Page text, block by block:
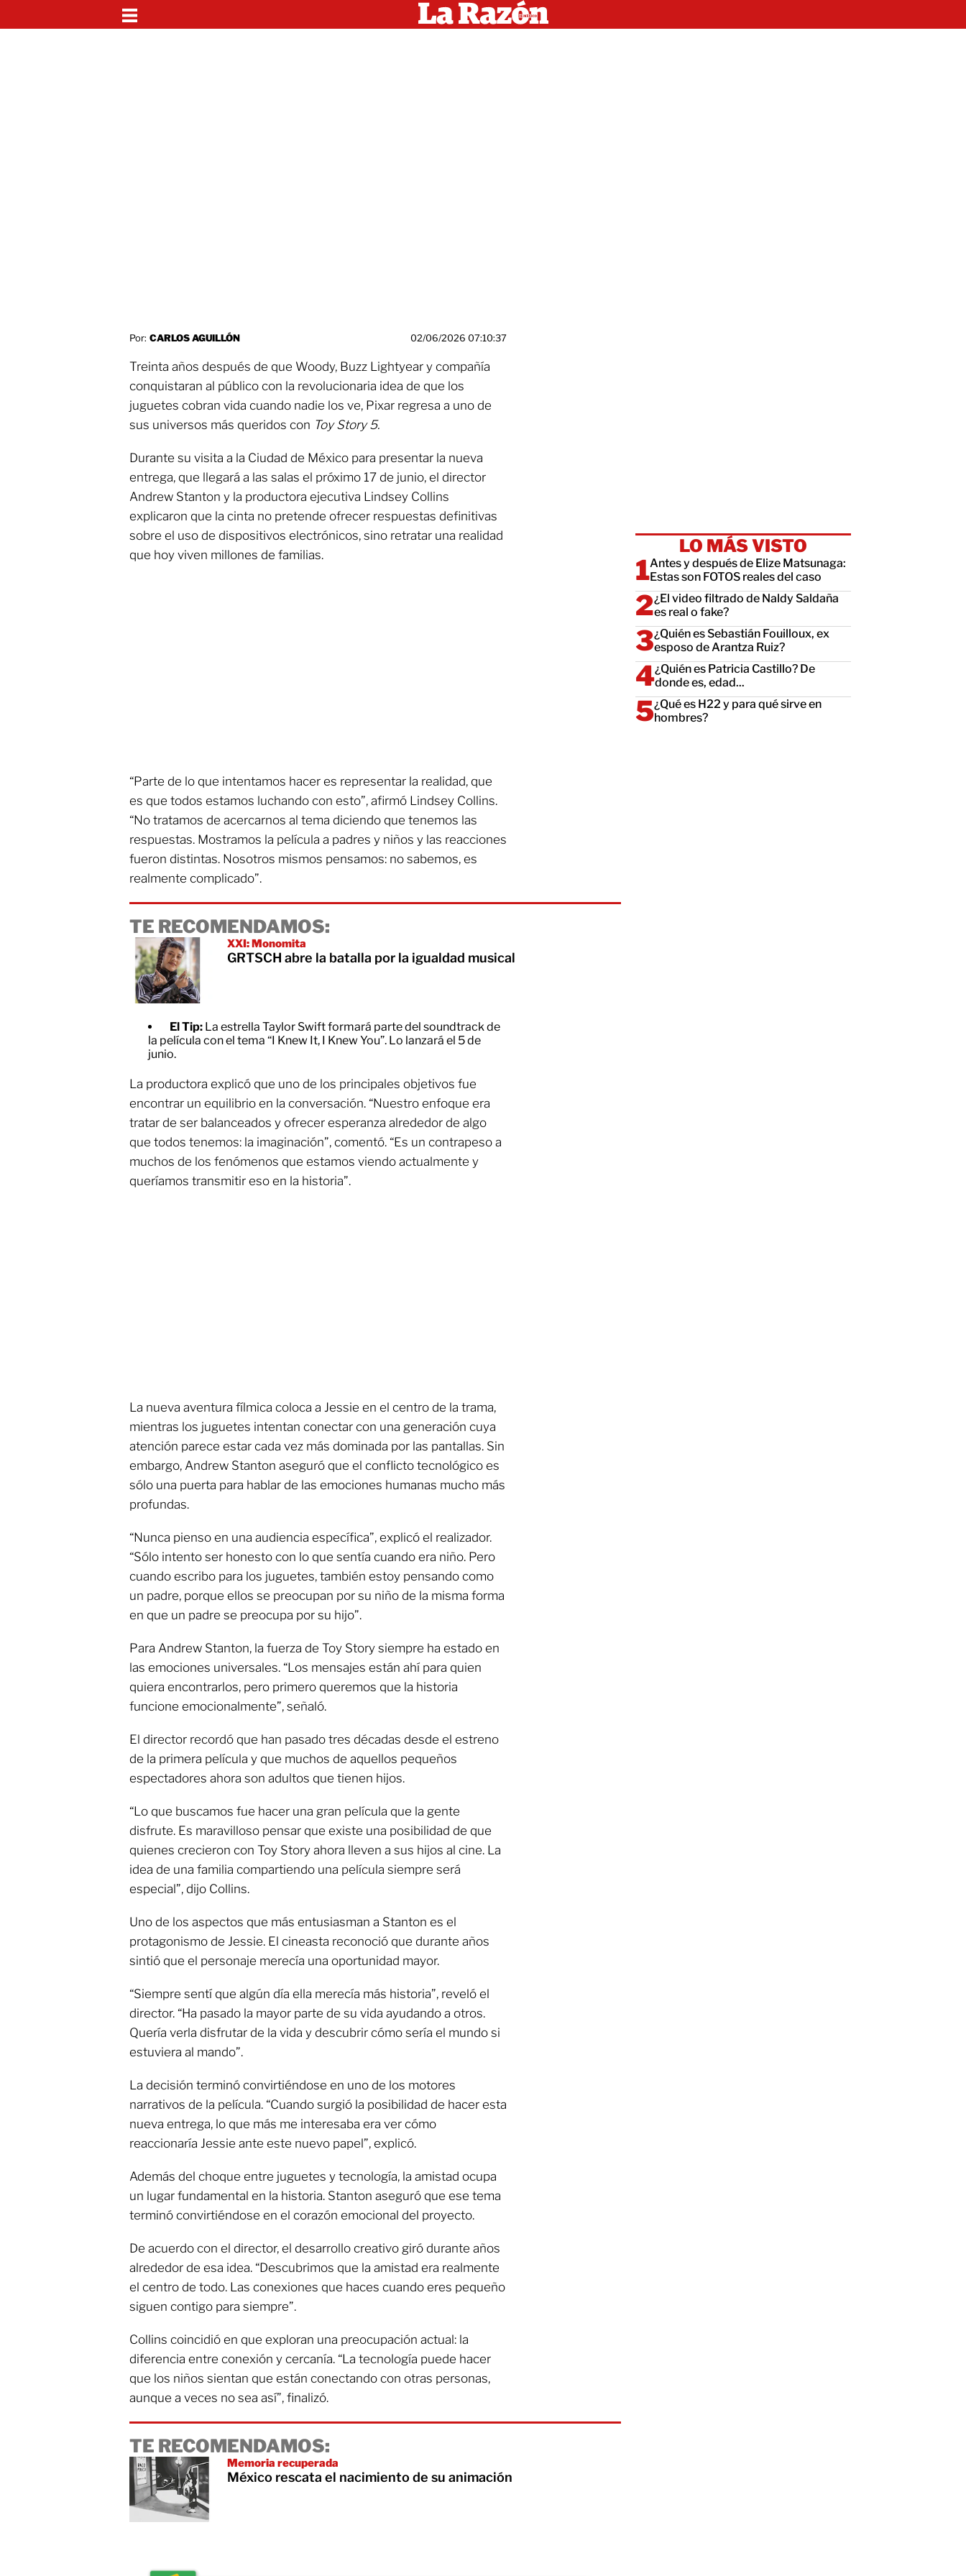
Por: CARLOS AGUILLÓN 02/06/2026 07:10:37
Treinta años después de que Woody, Buzz Lightyear y compañía
conquistaran al público con la revolucionaria idea de que los
juguetes cobran vida cuando nadie los ve, Pixar regresa a uno de
sus universos más queridos con Toy Story 5.
Durante su visita a la Ciudad de México para presentar la nueva
entrega, que llegará a las salas el próximo 17 de junio, el director
Andrew Stanton y la productora ejecutiva Lindsey Collins
explicaron que la cinta no pretende ofrecer respuestas definitivas
sobre el uso de dispositivos electrónicos, sino retratar una realidad
que hoy viven millones de familias.
“Parte de lo que intentamos hacer es representar la realidad, que
es que todos estamos luchando con esto”, afirmó Lindsey Collins.
“No tratamos de acercarnos al tema diciendo que tenemos las
respuestas. Mostramos la película a padres y niños y las reacciones
fueron distintas. Nosotros mismos pensamos: no sabemos, es
realmente complicado”.
TE RECOMENDAMOS:
XXI: Monomita
GRTSCH abre la batalla por la igualdad musical
El Tip: La estrella Taylor Swift formará parte del soundtrack de
la película con el tema “I Knew It, I Knew You”. Lo lanzará el 5 de
junio.
La productora explicó que uno de los principales objetivos fue
encontrar un equilibrio en la conversación. “Nuestro enfoque era
tratar de ser balanceados y ofrecer esperanza alrededor de algo
que todos tenemos: la imaginación”, comentó. “Es un contrapeso a
muchos de los fenómenos que estamos viendo actualmente y
queríamos transmitir eso en la historia”.
La nueva aventura fílmica coloca a Jessie en el centro de la trama,
mientras los juguetes intentan conectar con una generación cuya
atención parece estar cada vez más dominada por las pantallas. Sin
embargo, Andrew Stanton aseguró que el conflicto tecnológico es
sólo una puerta para hablar de las emociones humanas mucho más
profundas.
“Nunca pienso en una audiencia específica”, explicó el realizador.
“Sólo intento ser honesto con lo que sentía cuando era niño. Pero
cuando escribo para los juguetes, también estoy pensando como
un padre, porque ellos se preocupan por su niño de la misma forma
en que un padre se preocupa por su hijo”.
Para Andrew Stanton, la fuerza de Toy Story siempre ha estado en
las emociones universales. “Los mensajes están ahí para quien
quiera encontrarlos, pero primero queremos que la historia
funcione emocionalmente”, señaló.
El director recordó que han pasado tres décadas desde el estreno
de la primera película y que muchos de aquellos pequeños
espectadores ahora son adultos que tienen hijos.
“Lo que buscamos fue hacer una gran película que la gente
disfrute. Es maravilloso pensar que existe una posibilidad de que
quienes crecieron con Toy Story ahora lleven a sus hijos al cine. La
idea de una familia compartiendo una película siempre será
especial”, dijo Collins.
Uno de los aspectos que más entusiasman a Stanton es el
protagonismo de Jessie. El cineasta reconoció que durante años
sintió que el personaje merecía una oportunidad mayor.
“Siempre sentí que algún día ella merecía más historia”, reveló el
director. “Ha pasado la mayor parte de su vida ayudando a otros.
Quería verla disfrutar de la vida y descubrir cómo sería el mundo si
estuviera al mando”.
La decisión terminó convirtiéndose en uno de los motores
narrativos de la película. “Cuando surgió la posibilidad de hacer esta
nueva entrega, lo que más me interesaba era ver cómo
reaccionaría Jessie ante este nuevo papel”, explicó.
Además del choque entre juguetes y tecnología, la amistad ocupa
un lugar fundamental en la historia. Stanton aseguró que ese tema
terminó convirtiéndose en el corazón emocional del proyecto.
De acuerdo con el director, el desarrollo creativo giró durante años
alrededor de esa idea. “Descubrimos que la amistad era realmente
el centro de todo. Las conexiones que haces cuando eres pequeño
siguen contigo para siempre”.
Collins coincidió en que exploran una preocupación actual: la
diferencia entre conexión y cercanía. “La tecnología puede hacer
que los niños sientan que están conectando con otras personas,
aunque a veces no sea así”, finalizó.
TE RECOMENDAMOS:
Memoria recuperada
México rescata el nacimiento de su animación
LO MÁS VISTO
Antes y después de Elize Matsunaga:
Estas son FOTOS reales del caso
¿El video filtrado de Naldy Saldaña
es real o fake?
¿Quién es Sebastián Fouilloux, ex
esposo de Arantza Ruiz?
¿Quién es Patricia Castillo? De
donde es, edad...
¿Qué es H22 y para qué sirve en
hombres?